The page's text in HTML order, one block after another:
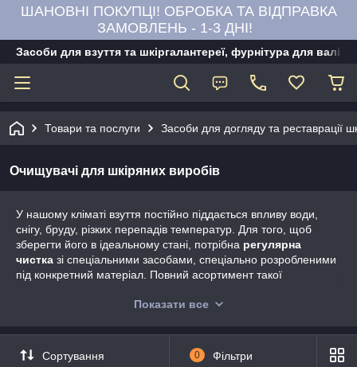
ШАНОВНІ ПОКУПЦІ! ОБРОБКА ТА ВІДПРАВКА
ЗАМОВЛЕНЬ - 1-3 ДНІ!
Засоби для взуття та шкіргалантереї, фурнітура для
Товари та послуги Засоби для догляду та реставрації
Очищувачі для шкіряних виробів
У нашому кліматі взуття постійно піддається впливу води,
снігу, бруду, різких перепадів температур. Для того, щоб
зберегти його в ідеальному стані, потрібна регулярна
чистка зі спеціальними засобами, спеціально розробленими
під конкретний матеріал. Повний асортимент такої
зручно наносити. Ці засоби виробляються в різних варіантах
Показати все
Сортування 0 Фільтри